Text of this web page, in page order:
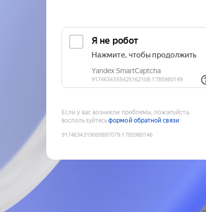
Если у вас возникли проблемы, пожалуйста,
воспользуйтесьформой обратной связи
9174634319000897079:1785980146